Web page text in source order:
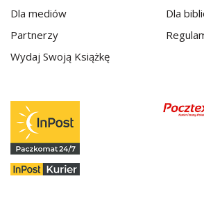
Dla mediów
Partnerzy
Wydaj Swoją Książkę
Dla